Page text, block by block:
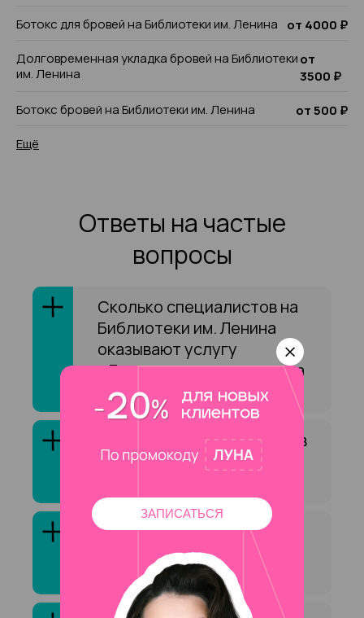
Ботокс для бровей на Библиотеки им. Ленина
от 4000 ₽
Долговременная укладка бровей на Библиотеки
им. Ленина
от
3500 ₽
Ботокс бровей на Библиотеки им. Ленина
от 500 ₽
Ещё
Ответы на частые
вопросы
Сколько специалистов на
Библиотеки им. Ленина
оказывают услугу
«Долговременная укладка
бровей»?
Как выбрать специалиста в
сфере «Долговременная
Клиенты обычно довольны
услугой «Долговременная
укладка бровей»?
ЗАПИСАТЬСЯ